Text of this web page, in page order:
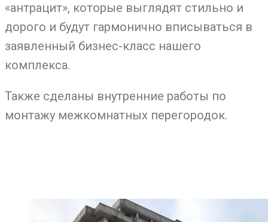
«антрацит», которые выглядят стильно и
дорого и будут гармонично вписываться в
заявленный бизнес-класс нашего
комплекса.
Также сделаны внутренние работы по
монтажу межкомнатных перегородок.